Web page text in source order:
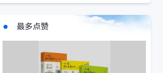
最多点赞